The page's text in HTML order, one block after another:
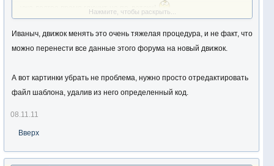
уже долгое время глючит не по-детски!
сделаем новый формат форума, на весь экран и без картинок.
Нажмите, чтобы раскрыть...
Иваныч, движок менять это очень тяжелая процедура, и не факт, что
можно перенести все данные этого форума на новый движок.
А вот картинки убрать не проблема, нужно просто отредактировать
файл шаблона, удалив из него определенный код.
08.11.11
Вверх